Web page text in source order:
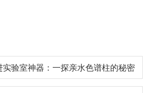
实验室神器：一探亲水色谱柱的秘密